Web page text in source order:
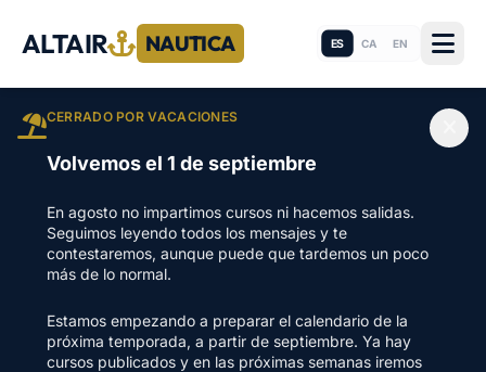
ALTAIR NAUTICA ES CA EN
CERRADO POR VACACIONES
Volvemos el 1 de septiembre
En agosto no impartimos cursos ni hacemos salidas.
Seguimos leyendo todos los mensajes y te
contestaremos, aunque puede que tardemos un poco
más de lo normal.
Estamos empezando a preparar el calendario de la
próxima temporada, a partir de septiembre. Ya hay
cursos publicados y en las próximas semanas iremos